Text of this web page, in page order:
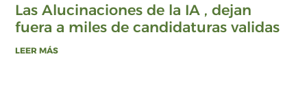
Las Alucinaciones de la IA , dejan
fuera a miles de candidaturas validas
LEER MÁS